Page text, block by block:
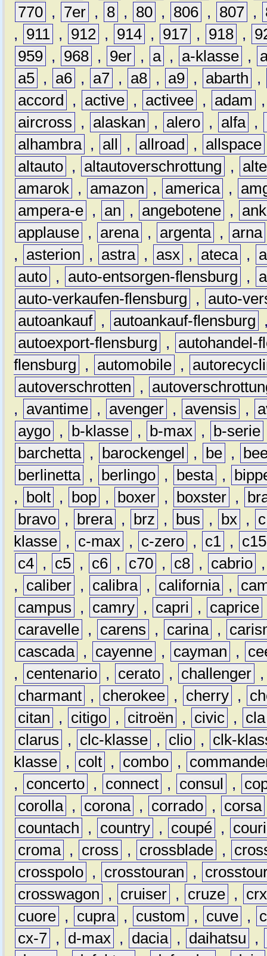
770 , 7er , 8 , 80 , 806 , 807 ,
,
911 , 912 , 914 , 917 , 918 ,
959 , 968 , 9er , a , a-klasse ,
a5 , a6 , a7 , a8 , a9 , abarth
,
accord
, active , activee , adam
aircross
, alaskan , alero , alfa ,
alhambra , all , allroad , allspace
altauto , altautoverschrottung ,
amarok , amazon , america ,
ampera-e , an , angebotene ,
applause , arena , argenta , arna
,
asterion , astra , asx , ateca ,
auto , auto-entsorgen-flensburg ,
auto-verkaufen-flensburg
,
auto-
autoankauf , autoankauf-flensburg
autoexport-flensburg
,
autohandel-
flensburg
, automobile ,
autoverschrotten
,
,
avantime , avenger , avensis ,
aygo , b-klasse , b-max , b-serie
barchetta , barockengel , be ,
berlinetta , berlingo , besta ,
,
bolt , bop , boxer , boxster ,
bravo , brera , brz , bus , bx ,
c
klasse , c-max , c-zero , c1 ,
c15
c4 , c5 , c6 , c70 , c8 , cabrio
,
caliber , calibra , california ,
campus
, camry , capri , caprice
caravelle , carens , carina ,
cascada , cayenne , cayman ,
,
centenario , cerato , challenger
charmant , cherokee , cherry ,
citan
, citigo , citroën , civic ,
cla
clarus
, clc-klasse , clio ,
clk-
klasse , colt , combo ,
,
concerto , connect , consul ,
corolla , corona , corrado , corsa
countach
, country , coupé ,
croma , cross , crossblade ,
crosspolo , crosstouran ,
crosswagon
, cruiser , cruze ,
crx
cuore , cupra , custom , cuve ,
cx-7 , d-max , dacia , daihatsu
,